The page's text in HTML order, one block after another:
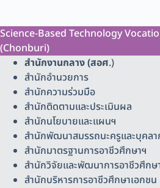
Science-Based Technology
(Chonburi)
สำนักงานกลาง (สอศ.)
สำนักอำนวยการ
สำนักความร่วมมือ
สำนักติดตามและประเมินผล
สำนักนโยบายและแผนฯ
สำนักพัฒนาสมรรถนะครูและบุคลา
สำนักมาตรฐานการอาชีวศึกษาฯ
สำนักวิจัยและพัฒนาการอาชีวศึกษ
สำนักบริหารการอาชีวศึกษาเอกชน